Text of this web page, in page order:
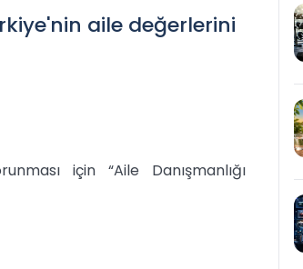
aile değerlerini
için “Aile Danışmanlığı